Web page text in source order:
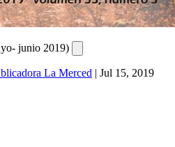
junio 2019)
La Merced | Jul 15, 2019